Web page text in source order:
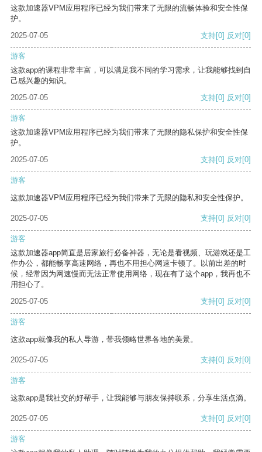
这款加速器VPM应用程序已经为我们带来了无限的流畅体验和安全性保
护。
2025-07-05
支持[0] 反对[0]
游客
这款app的课程非常丰富，可以满足我不同的学习需求，让我能够找到自
己感兴趣的知识。
2025-07-05
支持[0] 反对[0]
游客
这款加速器VPM应用程序已经为我们带来了无限的隐私保护和安全性保
护。
2025-07-05
支持[0] 反对[0]
游客
这款加速器VPM应用程序已经为我们带来了无限的隐私和安全性保护。
2025-07-05 支持[0] 反对[0]
游客
这款加速器app简直是居家旅行必备神器，无论是看视频、玩游戏还是工
作办公，都能畅享高速网络，再也不用担心网速卡顿了。以前出差的时
候，经常因为网速慢而无法正常使用网络，现在有了这个app，我再也不
用担心了。
2025-07-05
支持[0] 反对[0]
游客
这款app就像我的私人导游，带我领略世界各地的美景。
2025-07-05 支持[0] 反对[0]
游客
这款app是我社交的好帮手，让我能够与朋友保持联系，分享生活点滴。
2025-07-05 支持[0] 反对[0]
游客